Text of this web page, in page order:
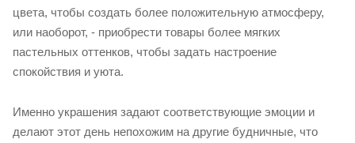
цвета, чтобы создать более положительную атмосферу,
или наоборот, - приобрести товары более мягких
пастельных оттенков, чтобы задать настроение
спокойствия и уюта.
Именно украшения задают соответствующие эмоции и
делают этот день непохожим на другие будничные, что